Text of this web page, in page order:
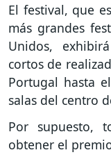
El festival, que
más grandes
Unidos,
cortos de
Portugal hasta
salas del centro
Por supuesto,
obtener el